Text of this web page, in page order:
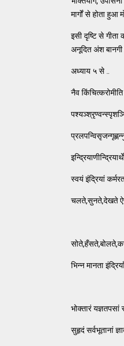
मार्गों से होता हुआ
इसी दृष्टि से
अनूदित अंश
अध्याय ५ से ..
नैव
स्वयं इंद्रियां
चलते,सुनते,देखते
भिन्न मानता
भोक्तारं यज्ञतपसां
सुहृदं सर्वभूतानां